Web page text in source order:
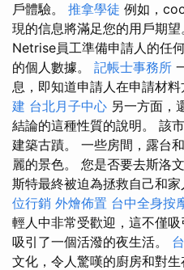
戶體驗。 推拿學徒 例如，
現的信息將滿足您的用戶期望
Netrise員工準備申請人的任
的個人數據。 記帳士事務所
息，即知道申請人在申請材料
建 台北月子中心 另一方面，
結論的這種性質的說明。 該
建築古蹟。 一些房間，露台
麗的景色。 您是否要去斯洛
斯特最終被迫為拯救自己和家
位行銷 外燴佈置 台中全身按
輕人中非常受歡迎，這不僅
吸引了一個活潑的夜生活。
文化，令人驚嘆的廚房和對